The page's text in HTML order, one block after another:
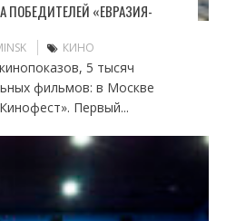
ПОБЕДИТЕЛЕЙ «ЕВРАЗИЯ-
КИНО
5 тысяч
фильмов: в Москве
Первый...